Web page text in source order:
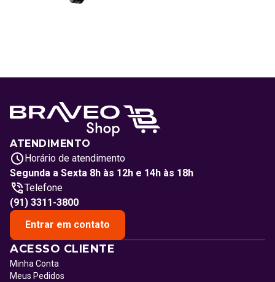
ATENDIMENTO
Horário de atendimento
Segunda a Sexta 8h às 12h e 14h às 18h
Telefone
(91) 3311-3800
Entrar em contato
ACESSO CLIENTE
Minha Conta
Meus Pedidos